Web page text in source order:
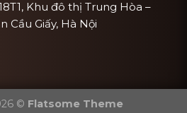
Khu đô thị Trung Hòa –
Cầu Giấy, Hà Nội
© Flatsome Theme